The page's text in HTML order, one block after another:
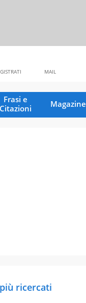
MAIL
Frasi e
Citazioni
Magazine
ricercati